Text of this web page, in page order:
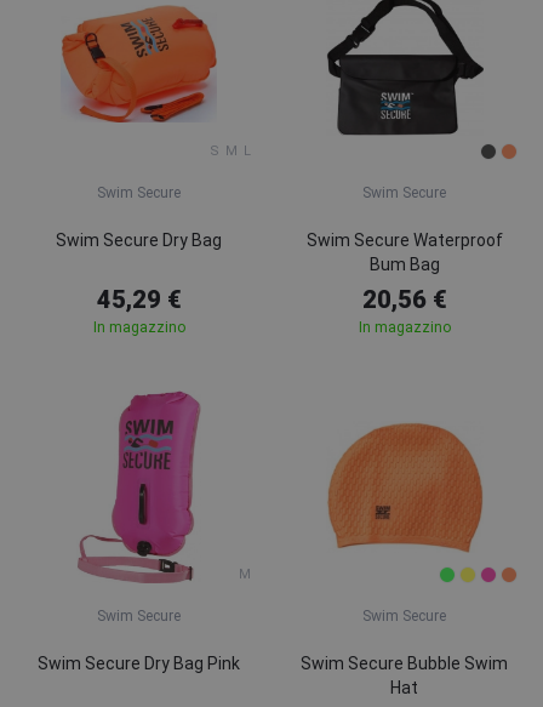
S M L
Swim Secure
Swim Secure Dry Bag
45,29 €
In magazzino
Swim Secure
Swim Secure Waterproof
Bum Bag
20,56 €
In magazzino
M
Swim Secure
Swim Secure Dry Bag Pink
Swim Secure
Swim Secure Bubble Swim
Hat